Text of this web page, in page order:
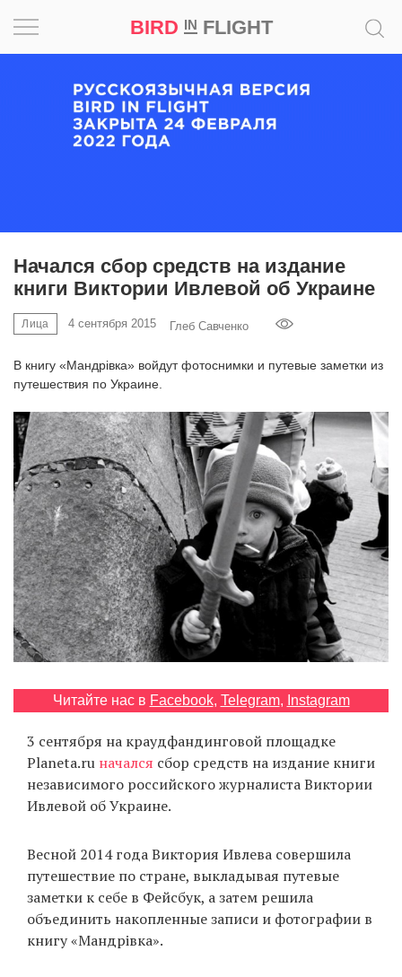
BIRD INFLIGHT
Начался сбор средств на издание
книги Виктории Ивлевой об Украине
Лица 4 сентября 2015 Глеб Савченко
В книгу «Мандрівка» войдут фотоснимки и путевые заметки из
путешествия по Украине.
Читайте нас в Facebook, Telegram, Instagram
3 сентября на краудфандинговой площадке
Planeta.ru начался сбор средств на издание книги
независимого российского журналиста Виктории
Ивлевой об Украине.
Весной 2014 года Виктория Ивлева совершила
путешествие по стране, выкладывая путевые
заметки к себе в Фейсбук, а затем решила
объединить накопленные записи и фотографии в
книгу «Мандрівка».